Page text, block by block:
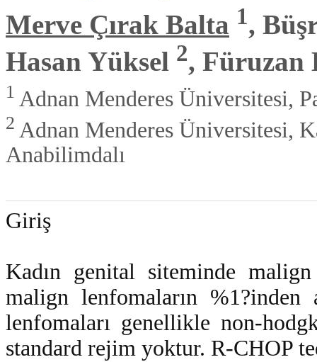
Merve Çırak Balta 1,
Hasan Yüksel 2, Füruzan
1 Adnan Menderes Üniversitesi,
2 Adnan Menderes Üniversitesi,
Anabilimdalı
Giriş
Kadın genital siteminde
malign lenfomaların
lenfomaları genellikle non-
standard rejim yoktur. R-CHOP